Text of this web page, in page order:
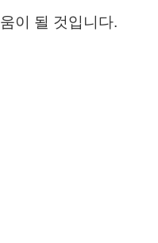
이 될 것입니다.